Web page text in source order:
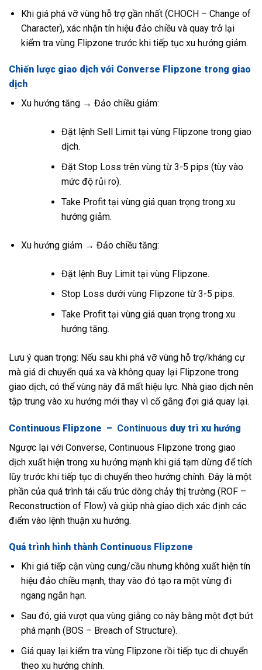
Khi giá phá vỡ vùng hỗ trợ gần nhất (CHOCH – Change of
Character), xác nhận tín hiệu đảo chiều và quay trở lại
kiểm tra vùng Flipzone trước khi tiếp tục xu hướng giảm.
Chiến lược giao dịch với Converse Flipzone trong giao
dịch
Xu hướng tăng → Đảo chiều giảm:
Đặt lệnh Sell Limit tại vùng Flipzone trong giao
dịch.
Đặt Stop Loss trên vùng từ 3-5 pips (tùy vào
mức độ rủi ro).
Take Profit tại vùng giá quan trọng trong xu
hướng giảm.
Xu hướng giảm → Đảo chiều tăng:
Đặt lệnh Buy Limit tại vùng Flipzone.
Stop Loss dưới vùng Flipzone từ 3-5 pips.
Take Profit tại vùng giá quan trọng trong xu
hướng tăng.
Lưu ý quan trọng: Nếu sau khi phá vỡ vùng hỗ trợ/kháng cự
mà giá di chuyển quá xa và không quay lại Flipzone trong
giao dịch, có thể vùng này đã mất hiệu lực. Nhà giao dịch nên
tập trung vào xu hướng mới thay vì cố gắng đợi giá quay lại.
Continuous Flipzone – Continuous duy trì xu hướng
Ngược lại với Converse, Continuous Flipzone trong giao
dịch xuất hiện trong xu hướng mạnh khi giá tạm dừng để tích
lũy trước khi tiếp tục di chuyển theo hướng chính. Đây là một
phần của quá trình tái cấu trúc dòng chảy thị trường (ROF –
Reconstruction of Flow) và giúp nhà giao dịch xác định các
điểm vào lệnh thuận xu hướng.
Quá trình hình thành Continuous Flipzone
Khi giá tiếp cận vùng cung/cầu nhưng không xuất hiện tín
hiệu đảo chiều mạnh, thay vào đó tạo ra một vùng đi
ngang ngắn hạn.
Sau đó, giá vượt qua vùng giằng co này bằng một đợt bứt
phá mạnh (BOS – Breach of Structure).
Giá quay lại kiểm tra vùng Flipzone rồi tiếp tục di chuyển
theo xu hướng chính.